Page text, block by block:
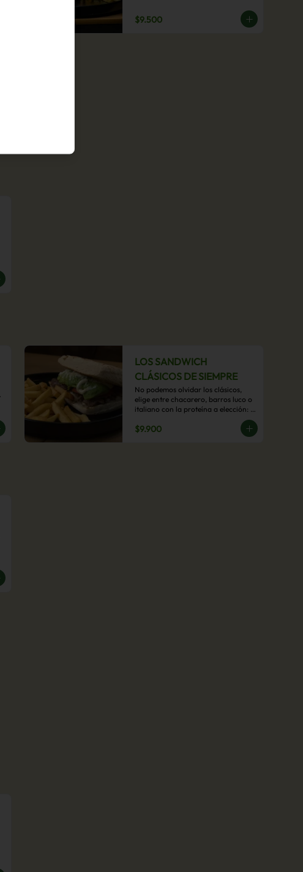
acompañamiento de papas fritas.
$9.500
LOS SANDWICH
CLÁSICOS DE SIEMPRE
No podemos olvidar los clásicos,
elige entre chacarero, barros luco o
italiano con la proteína a elección:
mechada, pollo o hamburguesa con
acompañamiento de papas fritas.
$9.900